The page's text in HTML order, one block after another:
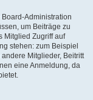
Administration
um Beiträge zu
Mitglied Zugriff auf
stehen: zum Beispiel
Mitglieder, Beitritt
eine Anmeldung, da